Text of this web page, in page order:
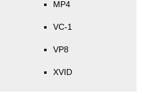
MP4
VC-1
VP8
XVID